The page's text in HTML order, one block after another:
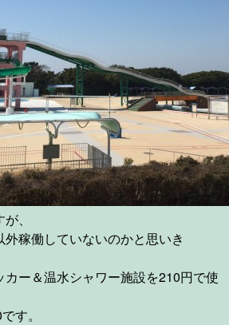
、
稼働していないのかと思いき
ー＆温水シャワー施設を210円で使
す。